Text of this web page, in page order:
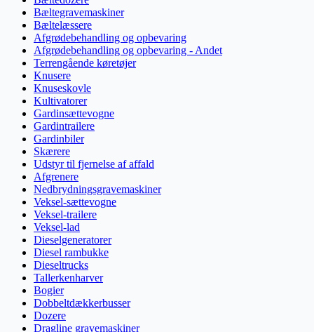
Bæltegravemaskiner
Bæltelæssere
Afgrødebehandling og opbevaring
Afgrødebehandling og opbevaring - Andet
Terrengående køretøjer
Knusere
Knuseskovle
Kultivatorer
Gardinsættevogne
Gardintrailere
Gardinbiler
Skærere
Udstyr til fjernelse af affald
Afgrenere
Nedbrydningsgravemaskiner
Veksel-sættevogne
Veksel-trailere
Veksel-lad
Dieselgeneratorer
Diesel rambukke
Dieseltrucks
Tallerkenharver
Bogier
Dobbeltdækkerbusser
Dozere
Dragline gravemaskiner